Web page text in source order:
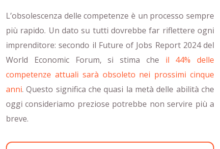
L’obsolescenza delle competenze è un processo sempre
più rapido. Un dato su tutti dovrebbe far riflettere ogni
imprenditore: secondo il Future of Jobs Report 2024 del
World Economic Forum, si stima che il 44% delle
competenze attuali sarà obsoleto nei prossimi cinque
anni. Questo significa che quasi la metà delle abilità che
oggi consideriamo preziose potrebbe non servire più a
breve.